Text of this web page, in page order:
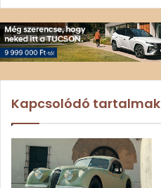
Kapcsolódó tartalmak